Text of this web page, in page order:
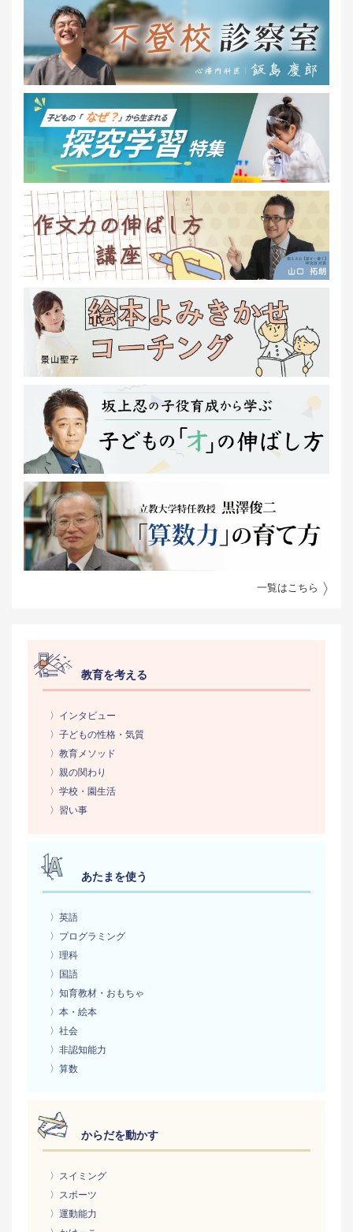
一覧はこちら
教育を考える
〉インタビュー
〉子どもの性格・気質
〉教育メソッド
〉親の関わり
〉学校・園生活
〉習い事
あたまを使う
〉英語
〉プログラミング
〉理科
〉国語
〉知育教材・おもちゃ
〉本・絵本
〉社会
〉非認知能力
〉算数
からだを動かす
〉スイミング
〉スポーツ
〉運動能力